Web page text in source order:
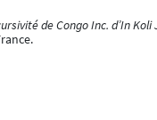
de Congo Inc. d’In Koli